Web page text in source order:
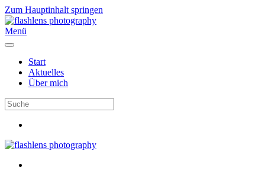
Zum Hauptinhalt springen
Menü
Start
Aktuelles
Über mich